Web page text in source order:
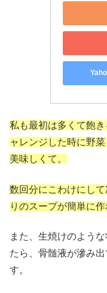
私も最初は多くて飽
ャレンジした時に野
美味しくて。
数回分にこわけにし
りのスープが簡単に作
また、生焼けのよう
たら、骨髄液が滲み
す。